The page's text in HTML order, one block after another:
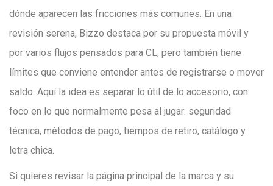
dónde aparecen las fricciones más comunes. En una
revisión serena, Bizzo destaca por su propuesta móvil y
por varios flujos pensados para CL, pero también tiene
límites que conviene entender antes de registrarse o mover
saldo. Aquí la idea es separar lo útil de lo accesorio, con
foco en lo que normalmente pesa al jugar: seguridad
técnica, métodos de pago, tiempos de retiro, catálogo y
letra chica.
Si quieres revisar la página principal de la marca y su